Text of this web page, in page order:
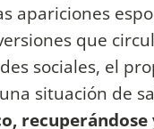
apariciones
que
sociales, el
situación de